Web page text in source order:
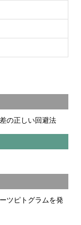
の正しい回避法
ツピトグラムを発